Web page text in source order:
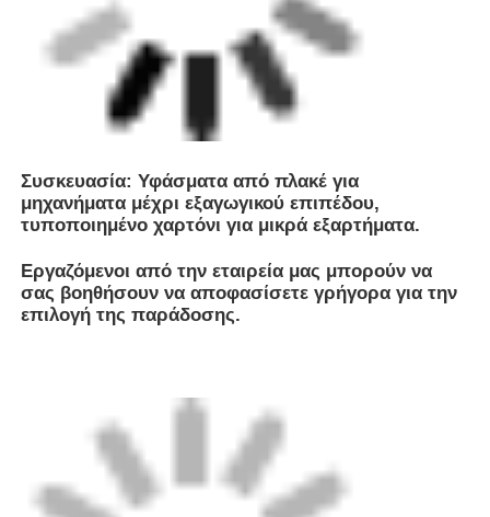
Η εταιρεία G-Tech Piping System (Zhongshan)
Company Limited (G-Tech)